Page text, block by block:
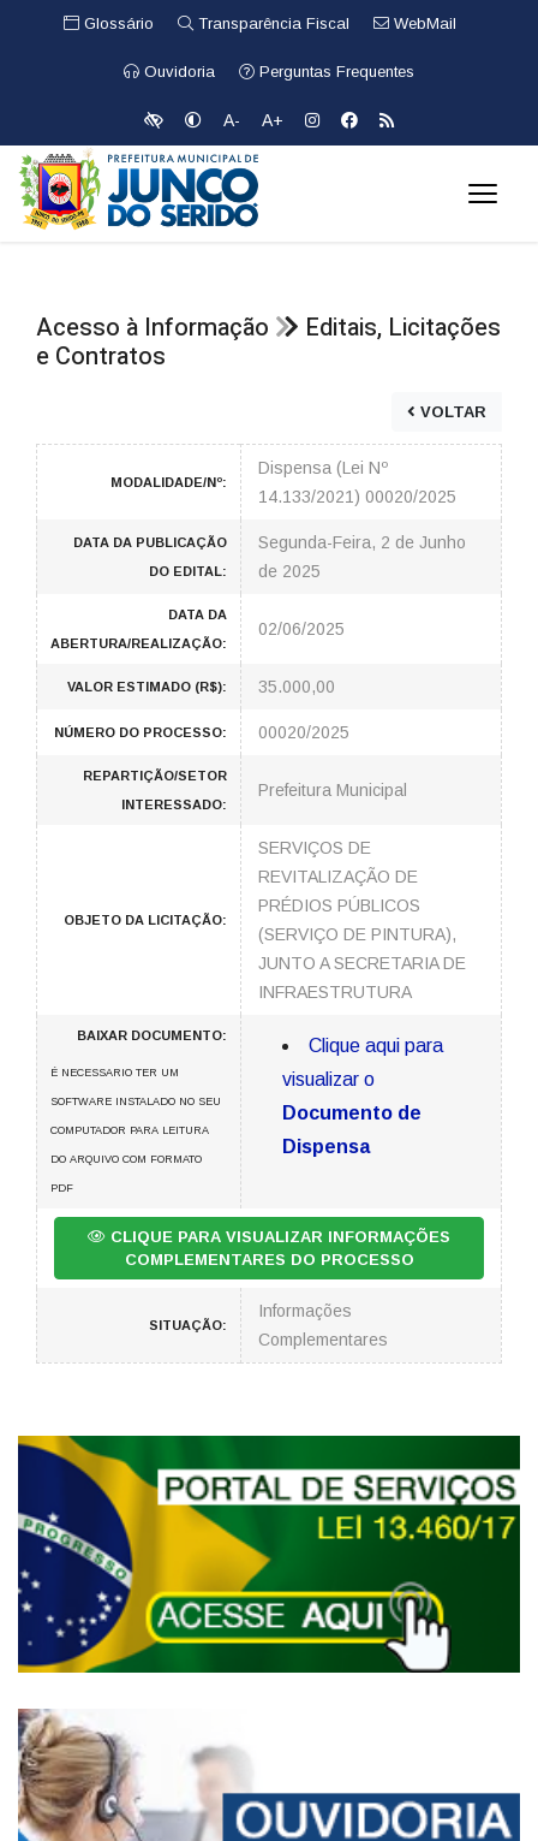
Glossário Transparência Fiscal WebMail
Ouvidoria Perguntas Frequentes
A- A+
Acesso à Informação
Editais, Licitações
e Contratos
VOLTAR
MODALIDADE/Nº:
Dispensa (Lei Nº
14.133/2021) 00020/2025
DATA DA PUBLICAÇÃO
DO EDITAL:
Segunda-Feira, 2 de Junho
de 2025
DATA DA
ABERTURA/REALIZAÇÃO:
02/06/2025
VALOR ESTIMADO (R$): 35.000,00
NÚMERO DO PROCESSO: 00020/2025
REPARTIÇÃO/SETOR
INTERESSADO:
Prefeitura Municipal
OBJETO DA LICITAÇÃO:
SERVIÇOS DE
REVITALIZAÇÃO DE
PRÉDIOS PÚBLICOS
(SERVIÇO DE PINTURA),
JUNTO A SECRETARIA DE
INFRAESTRUTURA
BAIXAR DOCUMENTO:
É NECESSARIO TER UM
SOFTWARE INSTALADO NO SEU
COMPUTADOR PARA LEITURA
DO ARQUIVO COM FORMATO
PDF
Clique aqui para
visualizar o
Documento de
Dispensa
CLIQUE PARA VISUALIZAR INFORMAÇÕES
COMPLEMENTARES DO PROCESSO
SITUAÇÃO:
Informações
Complementares